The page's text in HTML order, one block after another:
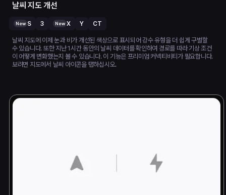
날씨 지도 개선
New S 3 New X Y CT
날씨 지도에 이제 눈과 비가 개선된 색상으로 표시되어 강수 유형을 더 쉽게 구별할
수 있습니다. 또한 지난 1시간 동안의 날씨 데이터를 확인하여 경로를 따라 기상 조건
이 어떻게 변화했는지 볼 수 있습니다. 이 기능은 프리미엄 커넥티비티가 필요합니다.
보려면 지도에서 날씨 아이콘을 탭하십시오.